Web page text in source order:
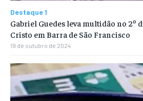
Destaque 1
Gabriel Guedes leva multidão no 2º
Cristo em Barra de São Francisco
19 de outubro de 2024